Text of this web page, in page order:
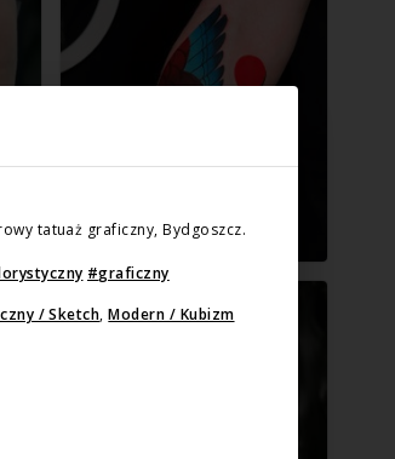
tatuaż graficzny, Bydgoszcz.
#graficzny
/ Sketch,Modern / Kubizm